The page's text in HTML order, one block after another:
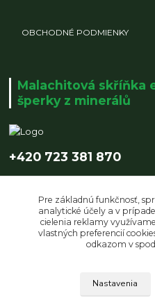
OBCHODNÉ PODMIENKY
Malachitová skříňka
šperky z minerálů
+420 723 381 870
Upravit
Pre základnú funkčnosť,
analytické účely a v
cielenia reklamy
vlastných preferencií
odkazom v
Nastavenia